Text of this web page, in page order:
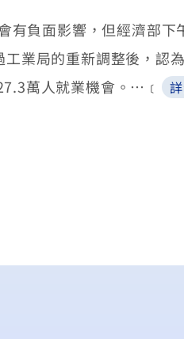
有負面影響，但經濟部
業局的重新調整後，認
萬人就業機會。…﹝